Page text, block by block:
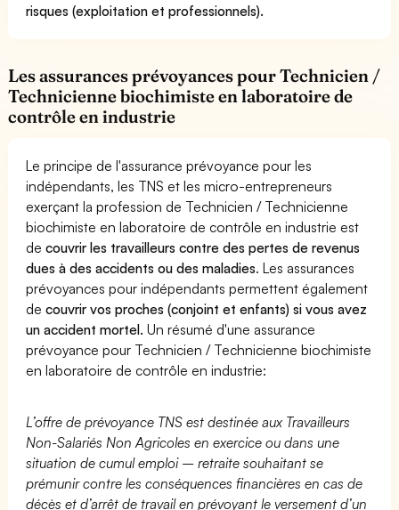
risques (exploitation et professionnels).
Les assurances prévoyances pour Technicien /
Technicienne biochimiste en laboratoire de
contrôle en industrie
Le principe de l'assurance prévoyance pour les
indépendants, les TNS et les micro-entrepreneurs
exerçant la profession de Technicien / Technicienne
biochimiste en laboratoire de contrôle en industrie est
decouvrir les travailleurs contre des pertes de revenus
dues à des accidents ou des maladies. Les assurances
prévoyances pour indépendants permettent également
decouvrir vos proches (conjoint et enfants) si vous avez
un accident mortel. Un résumé d'une assurance
prévoyance pour Technicien / Technicienne biochimiste
en laboratoire de contrôle en industrie:
L’offre de prévoyance TNS est destinée aux Travailleurs
Non-Salariés Non Agricoles en exercice ou dans une
situation de cumul emploi – retraite souhaitant se
prémunir contre les conséquences financières en cas de
décès et d’arrêt de travail en prévoyant le versement d’un